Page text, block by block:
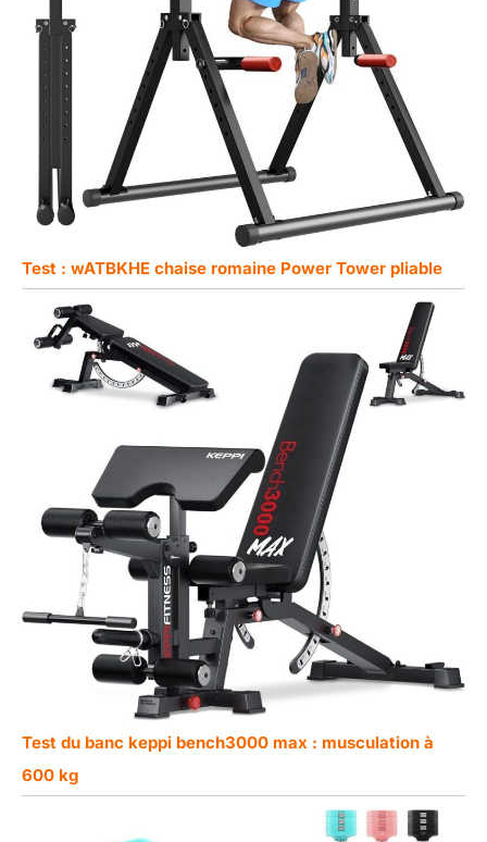
Test : wATBKHE chaise romaine Power Tower pliable
Test du banc keppi bench3000 max : musculation à
600 kg